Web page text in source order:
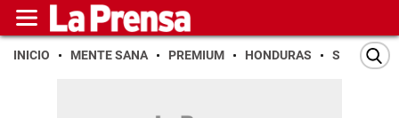
INICIO MENTE SANA PREMIUM HONDURAS SAN PEDRO